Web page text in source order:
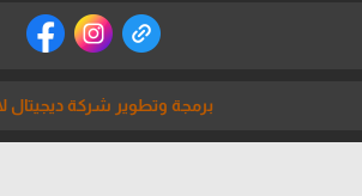
برمجة وتطوير شركة ديجيتال